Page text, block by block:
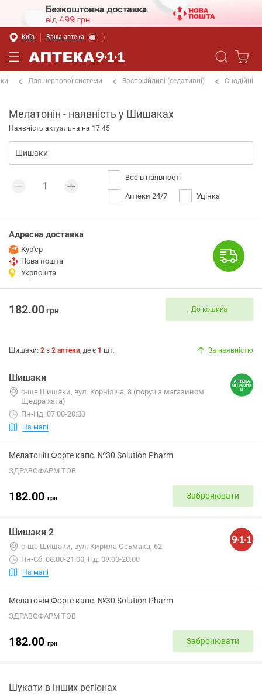
Київ Ваша аптека
Для нервової системи Заспокійливі (седативні) Снодійні
Мелатонін - наявність у Шишаках
Наявність актуальна на 17:45
Все в наявності
Аптеки 24/7 Уцінка
Адресна доставка
Кур'єр
Нова пошта
Укрпошта
182.00грн До кошика
Шишаки: 2 з 2 аптеки, де є 1 шт. За наявністю
Шишаки
с-ще Шишаки, вул. Корніліча, 8 (поруч з магазином
Щедра хата)
Пн-Нд: 07:00-20:00
На мапі
Мелатонін Форте капс. №30 Solution Pharm
ЗДРАВОФАРМ ТОВ
182.00 грн Забронювати
Шишаки 2
с-ще Шишаки, вул. Кирила Осьмака, 62
Пн-Сб: 08:00-21:00; Нд: 08:00-20:00
На мапі
Мелатонін Форте капс. №30 Solution Pharm
ЗДРАВОФАРМ ТОВ
182.00 грн Забронювати
Шукати в інших регіонах